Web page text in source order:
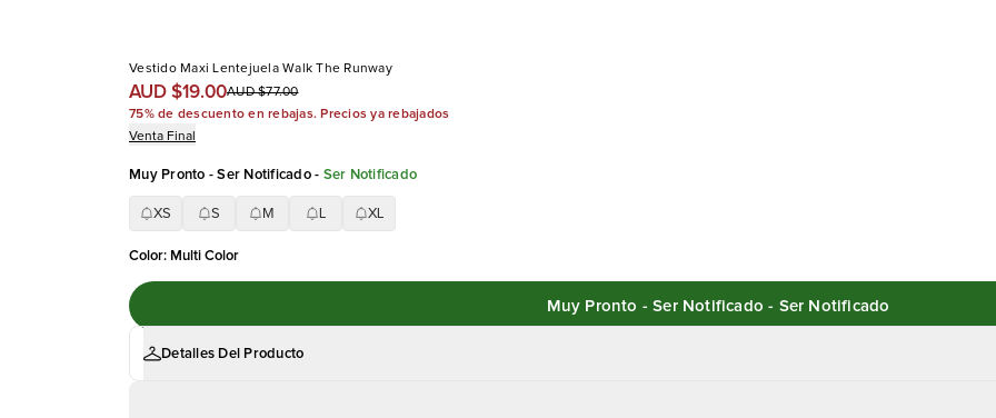
Vestido Maxi Lentejuela Walk The Runway
AUD $19.00AUD $77.00
75% de descuento en rebajas. Precios ya rebajados
Venta Final
Muy Pronto - Ser Notificado- Ser Notificado
XS S M XL
Color: Multi Color
Muy Pronto - Ser Notificado - Ser Notificado
Detalles Del Producto